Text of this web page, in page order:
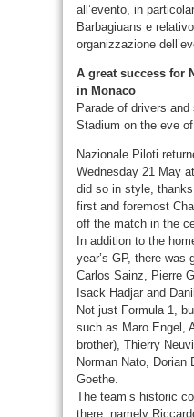
all’evento, in
Barbagiuans e
organizzazione
A great success for
in Monaco
Parade of drivers and
Stadium on the eve
Nazionale Piloti
Wednesday 21 May
did so in style,
first and foremost
off the match in the
In addition to the
year’s GP, there was
Carlos Sainz, Pierre
Isack Hadjar and
Not just Formula 1,
such as Maro Engel,
brother), Thierry
Norman Nato,
Goethe.
The team’s historic
there, namely